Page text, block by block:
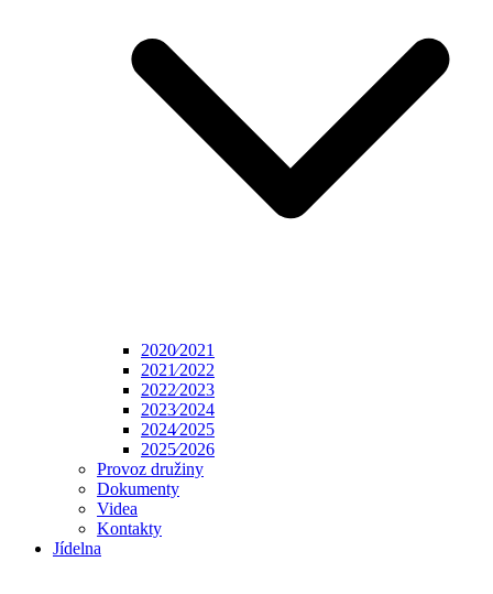
2020⁄2021
2021⁄2022
2022⁄2023
2023⁄2024
2024⁄2025
2025⁄2026
Provoz družiny
Dokumenty
Videa
Kontakty
Jídelna